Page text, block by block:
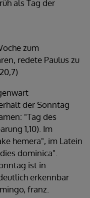
als Tag der
zum
redete Paulus zu
der Sonntag
"Tag des
1,10). Im
hemera", im Latein
dominica".
ist in
erkennbar
franz.